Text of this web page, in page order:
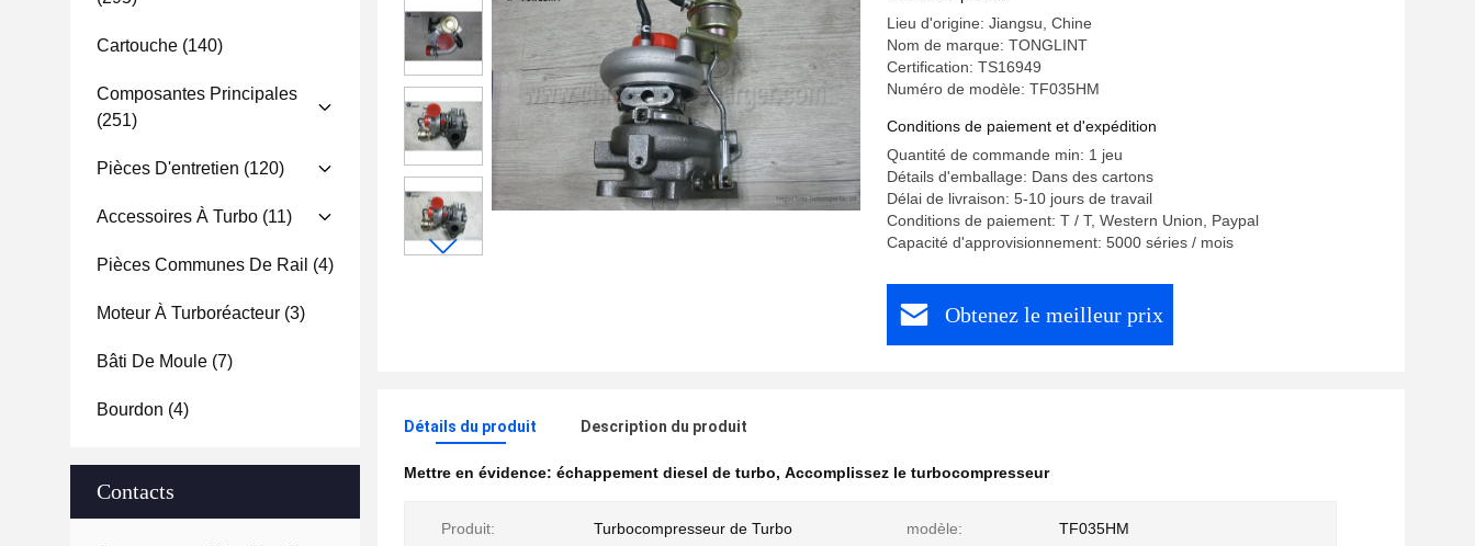
Cartouche (140)
Composantes Principales
(251)
Pièces D'entretien (120)
Accessoires À Turbo (11)
Pièces Communes De Rail (4)
Moteur À Turboréacteur (3)
Bâti De Moule (7)
Bourdon (4)
Contacts
Lieu d'origine: Jiangsu, Chine
Nom de marque: TONGLINT
Certification: TS16949
Numéro de modèle: TF035HM
Conditions de paiement et d'expédition
Quantité de commande min: 1 jeu
Détails d'emballage: Dans des cartons
Délai de livraison: 5-10 jours de travail
Conditions de paiement: T / T, Western Union, Paypal
Capacité d'approvisionnement: 5000 séries / mois
Obtenez le meilleur prix
Détails du produit Description du produit
Mettre en évidence: échappement diesel de turbo, Accomplissez le turbocompresseur
Produit: Turbocompresseur de Turbo modèle: TF035HM